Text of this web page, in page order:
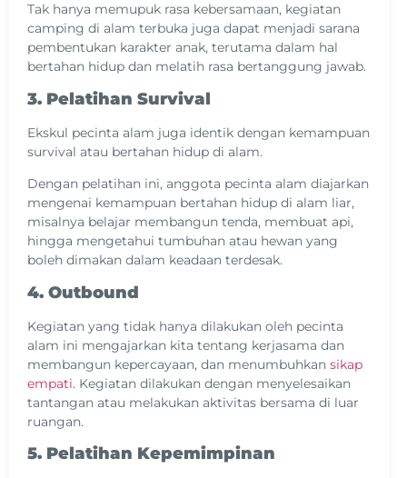
Tak hanya memupuk rasa kebersamaan, kegiatan
camping di alam terbuka juga dapat menjadi sarana
pembentukan karakter anak, terutama dalam hal
bertahan hidup dan melatih rasa bertanggung jawab.
3. Pelatihan Survival
Ekskul pecinta alam juga identik dengan kemampuan
survival atau bertahan hidup di alam.
Dengan pelatihan ini, anggota pecinta alam diajarkan
mengenai kemampuan bertahan hidup di alam liar,
misalnya belajar membangun tenda, membuat api,
hingga mengetahui tumbuhan atau hewan yang
boleh dimakan dalam keadaan terdesak.
4. Outbound
Kegiatan yang tidak hanya dilakukan oleh pecinta
alam ini mengajarkan kita tentang kerjasama dan
membangun kepercayaan, dan menumbuhkan sikap
empati. Kegiatan dilakukan dengan menyelesaikan
tantangan atau melakukan aktivitas bersama di luar
ruangan.
5. Pelatihan Kepemimpinan